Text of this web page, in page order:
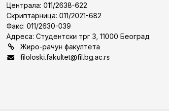
Централа: 011/2638-622
Скриптарница: 011/2021-682
Факс: 011/2630-039
Адреса: Студентски трг 3, 11000 Београд
Жиро-рачун факултета
filoloski.fakultet@fil.bg.ac.rs